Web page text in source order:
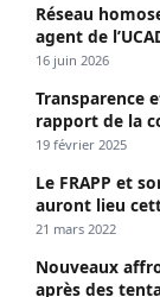
Réseau
agent de
propagé le VIH
16 juin 2026
Transparence
rapport de la
19 février 2025
Le FRAPP et
auront lieu
21 mars 2022
Nouveaux
après des